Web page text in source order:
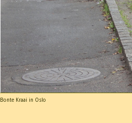
Bonte Kraai in Oslo